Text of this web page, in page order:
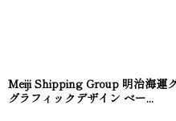
Meiji Shipping Group 明治海運
グラフィックデザイン ベー...